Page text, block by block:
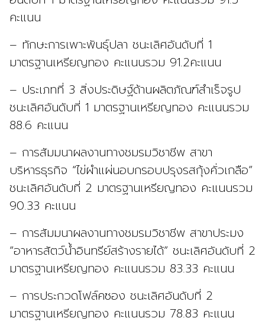
คะแนน
– ทักษะการเพาะพันธุ์ปลา ชนะเลิศอันดับที่ 1
มาตรฐานเหรียญทอง คะแนนรวม 91.2คะแนน
– ประเภทที่ 3 สิ่งประดิษฐ์ด้านผลิตภัณฑ์สำเร็จรูป
ชนะเลิศอันดับที่ 1 มาตรฐานเหรียญทอง คะแนนรวม
88.6 คะแนน
– การสัมมนาผลงานทางชมรมวิชาชีพ สาขา
บริหารธุรกิจ “ไข่ผำแผ่นอบกรอบปรุงรสกุ้งคั่วเกลือ”
ชนะเลิศอันดับที่ 2 มาตรฐานเหรียญทอง คะแนนรวม
90.33 คะแนน
– การสัมมนาผลงานทางชมรมวิชาชีพ สาขาประมง
“อาหารสัตว์น้ำอินทรีย์สร้างรายได้” ชนะเลิศอันดับที่ 2
มาตรฐานเหรียญทอง คะแนนรวม 83.33 คะแนน
– การประกวดโฟล์คซอง ชนะเลิศอันดับที่ 2
มาตรฐานเหรียญทอง คะแนนรวม 78.83 คะแนน